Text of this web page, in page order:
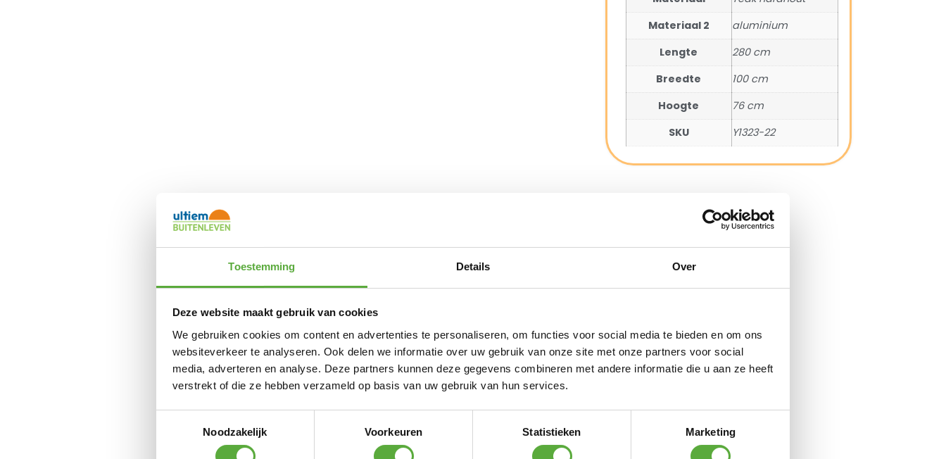
Toestemming Details Over
Deze website maakt gebruik van cookies
We gebruiken cookies om content en advertenties te personaliseren, om functies voor social media te bieden en om ons
websiteverkeer te analyseren. Ook delen we informatie over uw gebruik van onze site met onze partners voor social
media, adverteren en analyse. Deze partners kunnen deze gegevens combineren met andere informatie die u aan ze heeft
verstrekt of die ze hebben verzameld op basis van uw gebruik van hun services.
Noodzakelijk
Voorkeuren Statistieken Marketing
Materiaal 2
aluminium
Lengte
280 cm
Breedte
100 cm
Hoogte
76 cm
SKU
Y1323-22